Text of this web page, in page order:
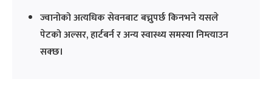
ज्वानोको अत्यधिक सेवनबाट बच्नुपर्छ किनभने यसले
पेटको अल्सर, हार्टबर्न र अन्य स्वास्थ्य समस्या निम्त्याउन
सक्छ।